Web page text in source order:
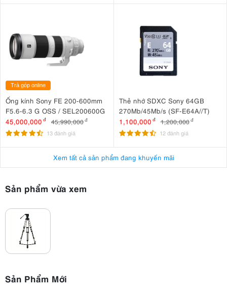
Trả góp online
Ống kính Sony FE 200-600mm
F5.6-6.3 G OSS / SEL200600G
45,000,000 đ 45,990,000đ
13 đánh giá
Thẻ nhớ SDXC Sony 64GB
270Mb/45Mb/s (SF-E64A//T)
1,100,000 đ 1,200,000 đ
12 đánh giá
Xem tất cả sản phẩm đang khuyến mãi
Sản phẩm vừa xem
Sản Phẩm Mới